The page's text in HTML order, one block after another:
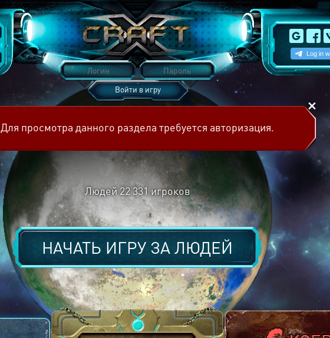
Войти в игру
Для просмотра данного раздела требуется авторизация.
Людей 22 331 игроков
НАЧАТЬ ИГРУ ЗАЛЮДЕЙ